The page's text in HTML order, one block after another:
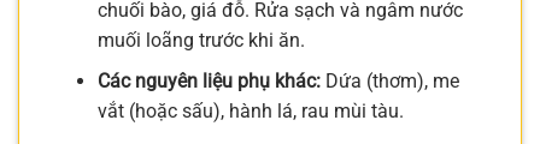
chuối bào, giá đỗ. Rửa sạch và ngâm nước
muối loãng trước khi ăn.
Các nguyên liệu phụ khác:Dứa (thơm), me
vắt (hoặc sấu), hành lá, rau mùi tàu.